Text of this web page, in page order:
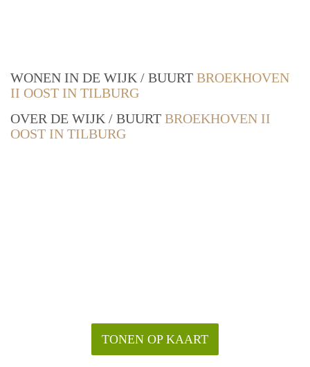
WONEN IN DE WIJK / BUURT BROEKHOVEN
II OOST IN TILBURG
OVER DE WIJK / BUURT BROEKHOVEN II
OOST IN TILBURG
TONEN OP KAART